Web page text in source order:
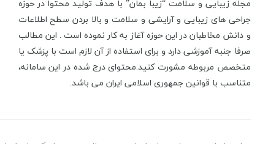
مجله زیبایی و سلامت “زیبا بمان” با هدف تولید محتوا در حوزه
جراحی های زیبایی و آرایشی و سلامت و بالا بردن سطح اطلاعات
و دانش مخاطبان در این حوزه آغاز به کار نموده است . این مطالب
صرفا جنبه آموزشی دارد و برای استفاده از آن لازم است با پزشک یا
متخصص مربوطه مشورت کنید.محتوای درج شده در این سامانه،
متناسب با قوانین جمهوری اسلامی ایران می باشد.